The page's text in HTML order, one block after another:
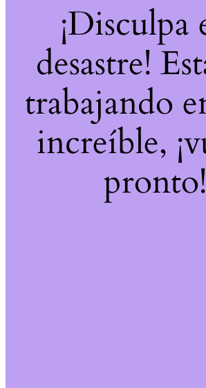
¡Disculpa
desastre!
trabajando
increíble,
pronto!